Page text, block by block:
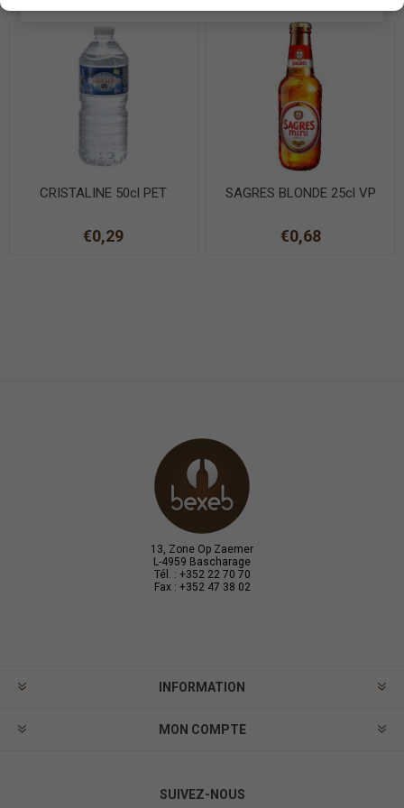
CRISTALINE 50cl PET
€0,29
SAGRES BLONDE 25cl VP
€0,68
13, Zone Op Zaemer
L-4959 Bascharage
Tél. : +352 22 70 70
Fax : +352 47 38 02
INFORMATION
MON COMPTE
SUIVEZ-NOUS